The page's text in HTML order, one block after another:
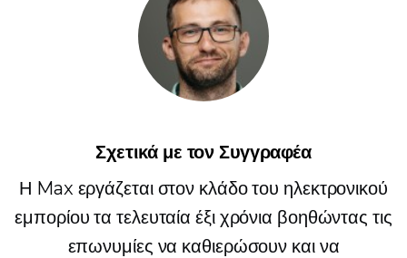
Σχετικά με τον Συγγραφέα
Η Max εργάζεται στον κλάδο του ηλεκτρονικού
εμπορίου τα τελευταία έξι χρόνια βοηθώντας τις
επωνυμίες να καθιερώσουν και να